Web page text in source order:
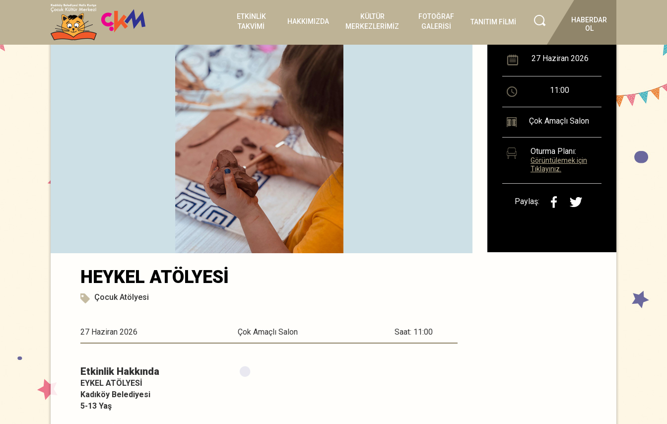
ETKİNLİK
TAKVİMİ
HAKKIMIZDA
KÜLTÜR
MERKEZLERİMİZ
FOTOĞRAF
GALERİSİ
TANITIM FİLMİ
HABERDAR
OL
27 Haziran 2026
11:00
Çok Amaçlı Salon
Oturma Planı:
Görüntülemek için
Tıklayınız.
Paylaş:
HEYKEL ATÖLYESİ
Çocuk Atölyesi
27 Haziran 2026 Çok Amaçlı Salon Saat: 11:00
Etkinlik Hakkında
EYKEL ATÖLYESİ
Kadıköy Belediyesi
5-13 Yaş